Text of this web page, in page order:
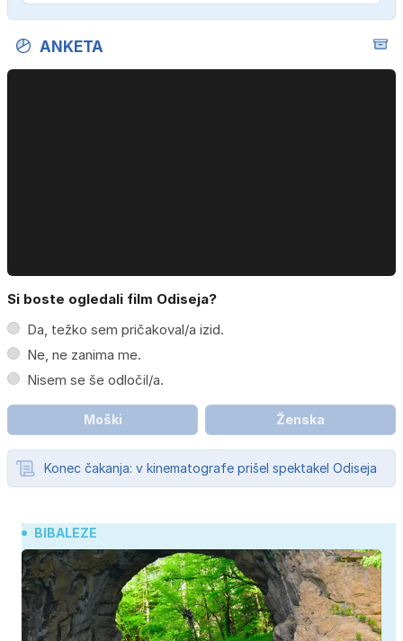
ANKETA
Si boste ogledali film Odiseja?
Da, težko sem pričakoval/a izid.
Ne, ne zanima me.
Nisem se še odločil/a.
Moški Ženska
Konec čakanja: v kinematografe prišel spektakel Odiseja
BIBALEZE